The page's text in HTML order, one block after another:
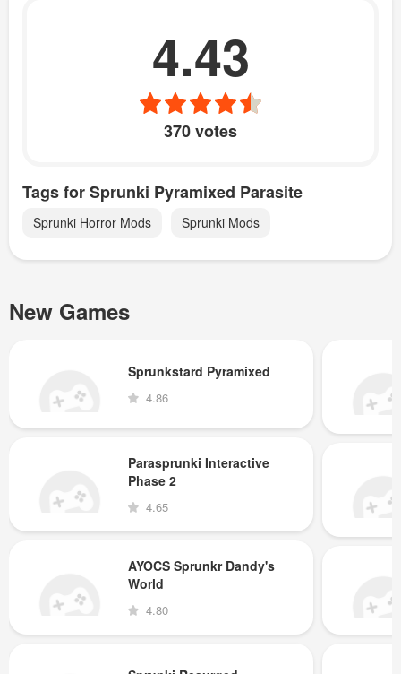
4.43
370 votes
Tags for Sprunki Pyramixed Parasite
Sprunki Horror Mods Sprunki Mods
New Games
Sprunkstard Pyramixed
4.86
Parasprunki Interactive
Phase 2
4.65
AYOCS Sprunkr Dandy's
World
4.80